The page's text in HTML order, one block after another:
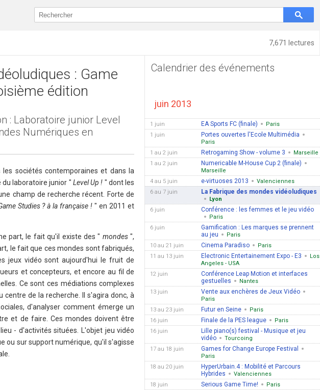
7,671 lectures
: Game
édition
: Laboratoire junior Level
Numériques en
sociétés contemporaines et dans la
laboratoire junior " Level Up ! " dont les
champ de recherche récent. Forte de
Studies ? à la française !" en 2011 et
part, le fait qu'il existe des " mondes",
le fait que ces mondes sont fabriqués,
jeux vidéo sont aujourd'hui le fruit de
et concepteurs, et encore au fil de
Ce sont ces médiations complexes
de la recherche. Il s'agira donc, à
d'analyser comment émerge un
et de faire. Ces mondes doivent être
- d'activités situées. L'objet jeu vidéo
ou sur support numérique, qu'il s'agisse
Calendrier des événements
juin 2013
1 juin EA Sports FC (finale)
Paris
1 juin
Portes ouvertes l'Ecole Multimédia
Paris
1 au 2 juin
Retrogaming Show - volume 3
Marseille
1 au 2 juin
Numericable M-House Cup 2 (finale)
Marseille
4 au 5 juin
e-virtuoses 2013
Valenciennes
6 au 7 juin
La Fabrique des mondes vidéoludiques
Lyon
6 juin
Conférence : les femmes et le jeu vidéo
Paris
6 juin
Gamification : Les marques se prennent
au jeu
Paris
10 au 21 juin
Cinema Paradiso
Paris
11 au 13 juin
Electronic Entertainement Expo - E3
Los
Angeles - USA
12 juin
Conférence Leap Motion et interfaces
gestuelles
Nantes
13 juin
Vente aux enchères de Jeux Vidéo
Paris
13 au 23 juin
Futur en Seine
Paris
16 juin
Finale de la PES league
Paris
16 juin
Lille piano(s) festival - Musique et jeu
vidéo
Tourcoing
17 au 18 juin
Games for Change Europe Festival
Paris
18 au 20 juin
HyperUrbain.4 : Mobilité et Parcours
Hybrides
Valenciennes
18 juin
Serious Game Time!
Paris